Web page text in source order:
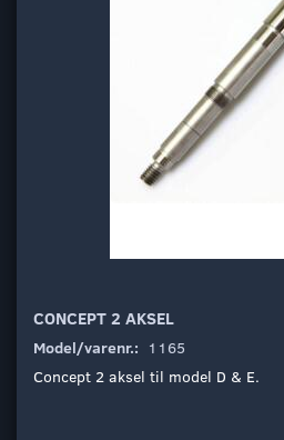
CONCEPT 2 AKSEL
Model/varenr.: 1165
Concept 2 aksel til model D & E.